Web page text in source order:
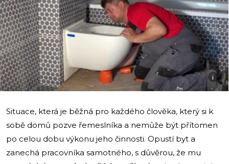
i
Situace, která je běžná pro každého člověka, který si k
sobě domů pozve řemeslníka a nemůže být přítomen
po celou dobu výkonu jeho činnosti. Opustí byt a
zanechá pracovníka samotného, s důvěrou, že mu